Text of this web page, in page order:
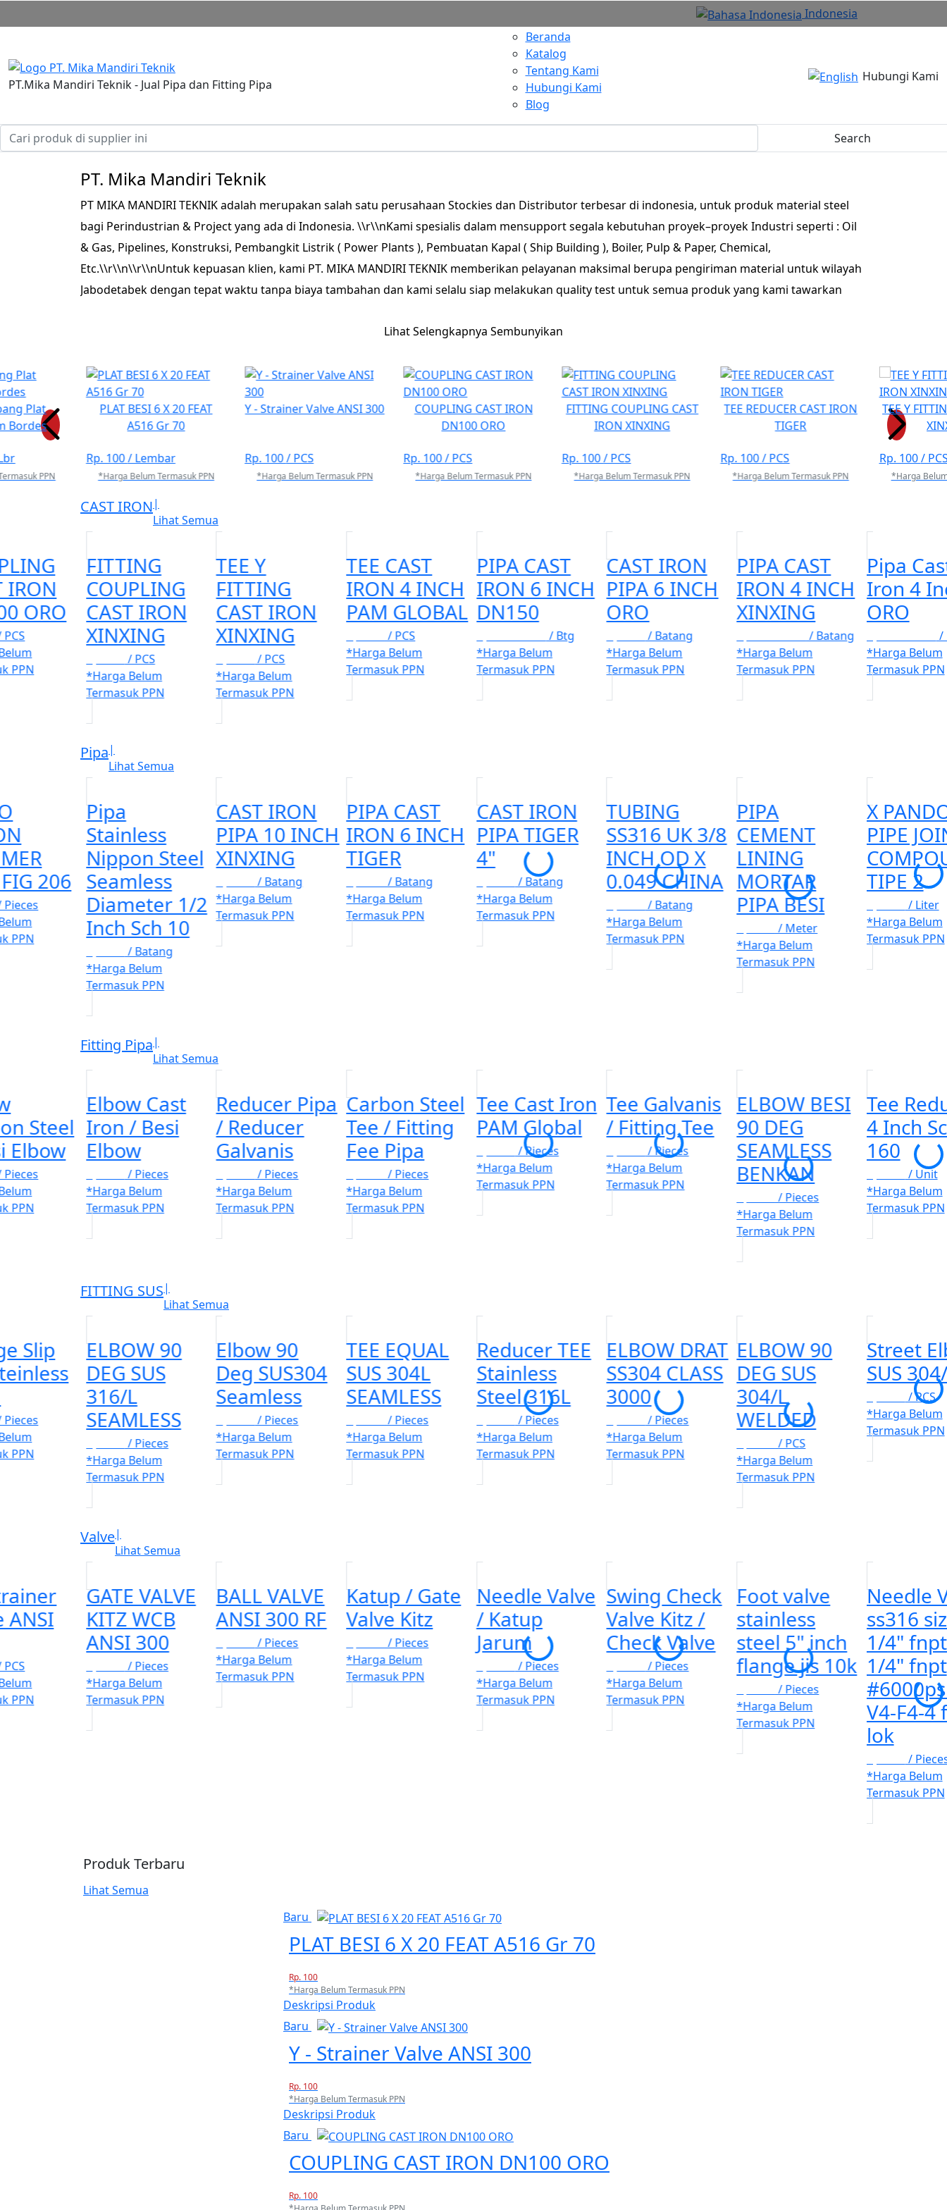
Indonesia
PT.Mika Mandiri Teknik - Jual Pipa dan Fitting Pipa
Beranda
Katalog
Tentang Kami
Hubungi Kami
Blog
Hubungi Kami
Search
PT. Mika Mandiri Teknik
PT MIKA MANDIRI TEKNIK adalah merupakan salah satu perusahaan Stockies dan Distributor terbesar di indonesia, untuk produk material steel
bagi Perindustrian & Project yang ada di Indonesia. \\r\\nKami spesialis dalam mensupport segala kebutuhan proyek–proyek Industri seperti : Oil
& Gas, Pipelines, Konstruksi, Pembangkit Listrik ( Power Plants ), Pembuatan Kapal ( Ship Building ), Boiler, Pulp & Paper, Chemical,
Etc.\\r\\n\\r\\nUntuk kepuasan klien, kami PT. MIKA MANDIRI TEKNIK memberikan pelayanan maksimal berupa pengiriman material untuk wilayah
Jabodetabek dengan tepat waktu tanpa biaya tambahan dan kami selalu siap melakukan quality test untuk semua produk yang kami tawarkan
MANDIRI TEKNIK\\r\\nTelp : 021 2260 8899\\r\\nFax : 021 2260 8866\\r\\nMobile : 0812-8130-1491\\r\\nEmail :
Lihat Selengkapnya Sembunyikan
Plat
Bordes
PPN
PLAT BESI 6 X 20 FEAT
A516 Gr 70
Rp. 100/ Lembar
*Harga Belum Termasuk PPN
Y - Strainer Valve ANSI 300
Rp. 100/ PCS
*Harga Belum Termasuk PPN
COUPLING CAST IRON
DN100 ORO
Rp. 100/ PCS
*Harga Belum Termasuk PPN
FITTING COUPLING CAST
IRON XINXING
Rp. 100/ PCS
*Harga Belum Termasuk PPN
TEE REDUCER CAST IRON
TIGER
Rp. 100/ PCS
*Harga Belum Termasuk PPN
TEE Y
Rp. 100/
*Harga
CAST IRON|
Lihat Semua
IRON
ORO
PPN
FITTING
COUPLING
CAST IRON
XINXING
/ PCS
*Harga Belum
Termasuk PPN
TEE Y
FITTING
CAST IRON
XINXING
/ PCS
*Harga Belum
Termasuk PPN
TEE CAST
IRON 4 INCH
PAM GLOBAL
/ PCS
*Harga Belum
Termasuk PPN
PIPA CAST
IRON 6 INCH
DN150
/ Btg
*Harga Belum
Termasuk PPN
CAST IRON
PIPA 6 INCH
ORO
/ Batang
*Harga Belum
Termasuk PPN
PIPA CAST
IRON 4 INCH
XINXING
/ Batang
*Harga Belum
Termasuk PPN
Pipa
Iron 4
ORO
/
*Harga Belum
Termasuk PPN
Pipa|
Lihat Semua
206
PPN
Pipa
Stainless
Nippon Steel
Seamless
Diameter 1/2
Inch Sch 10
/ Batang
*Harga Belum
Termasuk PPN
CAST IRON
PIPA 10 INCH
XINXING
/ Batang
*Harga Belum
Termasuk PPN
PIPA CAST
IRON 6 INCH
TIGER
/ Batang
*Harga Belum
Termasuk PPN
CAST IRON
PIPA TIGER
4"
/ Batang
*Harga Belum
Termasuk PPN
TUBING
SS316 UK 3/8
INCH OD X
0.049 CHINA
/ Batang
*Harga Belum
Termasuk PPN
PIPA
CEMENT
LINING
MORTAR
PIPA BESI
/ Meter
*Harga Belum
Termasuk PPN
X
PIPE
TIPE 2
/ Liter
*Harga Belum
Termasuk PPN
Fitting Pipa|
Lihat Semua
Steel
Elbow
PPN
Elbow Cast
Iron / Besi
Elbow
/ Pieces
*Harga Belum
Termasuk PPN
Reducer Pipa
/ Reducer
Galvanis
/ Pieces
*Harga Belum
Termasuk PPN
Carbon Steel
Tee / Fitting
Fee Pipa
/ Pieces
*Harga Belum
Termasuk PPN
Tee Cast Iron
PAM Global
/ Pieces
*Harga Belum
Termasuk PPN
Tee Galvanis
/ Fitting Tee
/ Pieces
*Harga Belum
Termasuk PPN
ELBOW BESI
90 DEG
SEAMLESS
BENKAN
/ Pieces
*Harga Belum
Termasuk PPN
Tee
4 Inch
160
/ Unit
*Harga Belum
Termasuk PPN
FITTING SUS|
Lihat Semua
Slip
PPN
ELBOW 90
DEG SUS
316/L
SEAMLESS
/ Pieces
*Harga Belum
Termasuk PPN
Elbow 90
Deg SUS304
Seamless
/ Pieces
*Harga Belum
Termasuk PPN
TEE EQUAL
SUS 304L
SEAMLESS
/ Pieces
*Harga Belum
Termasuk PPN
Reducer TEE
Stainless
Steel 316L
/ Pieces
*Harga Belum
Termasuk PPN
ELBOW DRAT
SS304 CLASS
3000
/ Pieces
*Harga Belum
Termasuk PPN
ELBOW 90
DEG SUS
304/L
WELDED
/ PCS
*Harga Belum
Termasuk PPN
Street
SUS
/ PCS
*Harga Belum
Termasuk PPN
Valve|
Lihat Semua
ANSI
PPN
GATE VALVE
KITZ WCB
ANSI 300
/ Pieces
*Harga Belum
Termasuk PPN
BALL VALVE
ANSI 300 RF
/ Pieces
*Harga Belum
Termasuk PPN
Katup / Gate
Valve Kitz
/ Pieces
*Harga Belum
Termasuk PPN
Needle Valve
/ Katup
Jarum
/ Pieces
*Harga Belum
Termasuk PPN
Swing Check
Valve Kitz /
Check Valve
/ Pieces
*Harga Belum
Termasuk PPN
Foot valve
stainless
steel 5" inch
flange jis 10k
/ Pieces
*Harga Belum
Termasuk PPN
Needle
ss316
1/4"
1/4" fnpt
V4-F4-4
lok
/
*Harga Belum
Termasuk PPN
Produk Terbaru
Lihat Semua
Baru
PLAT BESI 6 X 20 FEAT A516 Gr 70
Rp. 100
*Harga Belum Termasuk PPN
Deskripsi Produk
Baru
Y - Strainer Valve ANSI 300
Rp. 100
*Harga Belum Termasuk PPN
Deskripsi Produk
Baru
COUPLING CAST IRON DN100 ORO
Rp. 100